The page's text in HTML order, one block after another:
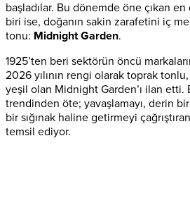
başladılar. Bu dönemde öne çıkan
biri ise, doğanın sakin zarafetini iç
tonu: Midnight Garden.
1925’ten beri sektörün öncü
2026 yılının rengi olarak toprak
yeşil olan Midnight Garden’ı ilan
trendinden öte; yavaşlamayı, derin
bir sığınak haline getirmeyi
temsil ediyor.